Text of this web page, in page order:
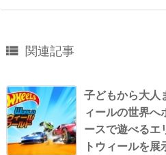
 関連記事
子どもから大人
ィールの世界へ
ースで遊べるエ
トウィールを展